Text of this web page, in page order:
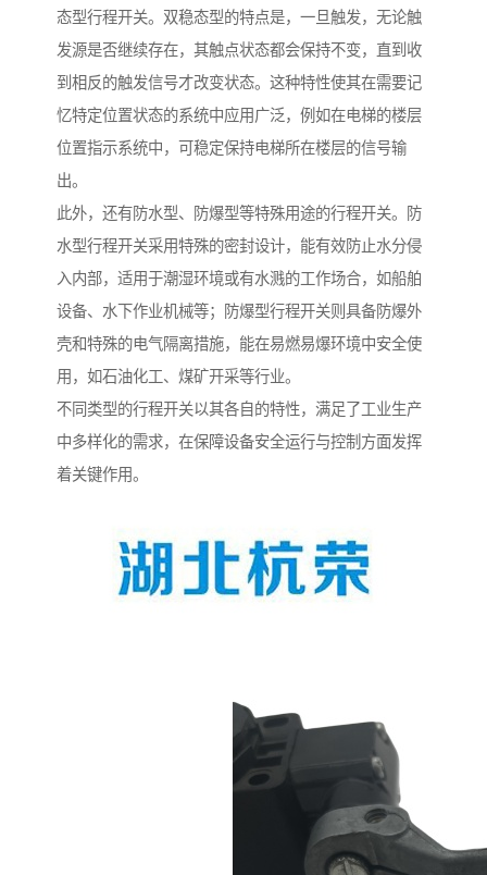
态型行程开关。双稳态型的特点是，一旦触发，无论触
发源是否继续存在，其触点状态都会保持不变，直到收
到相反的触发信号才改变状态。这种特性使其在需要记
忆特定位置状态的系统中应用广泛，例如在电梯的楼层
位置指示系统中，可稳定保持电梯所在楼层的信号输
出。
此外，还有防水型、防爆型等特殊用途的行程开关。防
水型行程开关采用特殊的密封设计，能有效防止水分侵
入内部，适用于潮湿环境或有水溅的工作场合，如船舶
设备、水下作业机械等；防爆型行程开关则具备防爆外
壳和特殊的电气隔离措施，能在易燃易爆环境中安全使
用，如石油化工、煤矿开采等行业。
不同类型的行程开关以其各自的特性，满足了工业生产
中多样化的需求，在保障设备安全运行与控制方面发挥
着关键作用。